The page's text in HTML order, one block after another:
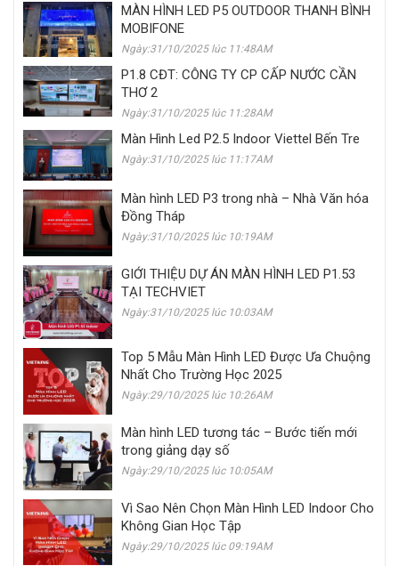
MÀN HÌNH LED P5 OUTDOOR THANH BÌNH
MOBIFONE
Ngày:31/10/2025 lúc 11:48AM
P1.8 CĐT: CÔNG TY CP CẤP NƯỚC CẦN
THƠ 2
Ngày:31/10/2025 lúc 11:28AM
Màn Hình Led P2.5 Indoor Viettel Bến Tre
Ngày:31/10/2025 lúc 11:17AM
Màn hình LED P3 trong nhà – Nhà Văn hóa
Đồng Tháp
Ngày:31/10/2025 lúc 10:19AM
GIỚI THIỆU DỰ ÁN MÀN HÌNH LED P1.53
TẠI TECHVIET
Ngày:31/10/2025 lúc 10:03AM
Top 5 Mẫu Màn Hình LED Được Ưa Chuộng
Nhất Cho Trường Học 2025
Ngày:29/10/2025 lúc 10:26AM
Màn hình LED tương tác – Bước tiến mới
trong giảng dạy số
Ngày:29/10/2025 lúc 10:05AM
Vì Sao Nên Chọn Màn Hình LED Indoor Cho
Không Gian Học Tập
Ngày:29/10/2025 lúc 09:19AM